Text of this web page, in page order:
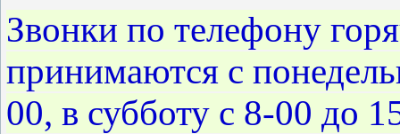
Звонки по телефону
принимаются с
00, в субботу с 8-00 до